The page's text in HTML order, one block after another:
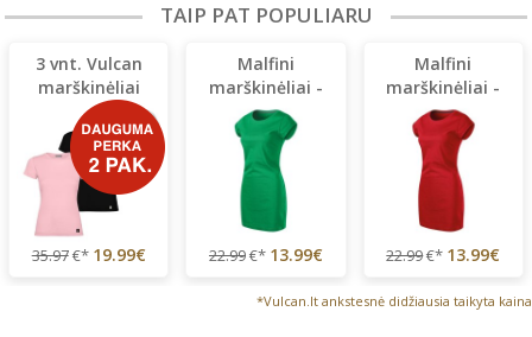
TAIP PAT POPULIARU
3 vnt. Vulcan
marškinėliai
35.97€* 19.99€
Malfini
marškinėliai -
suknelė
22.99€* 13.99€
Malfini
marškinėliai -
suknelė
22.99€* 13.99€
*Vulcan.lt ankstesnė didžiausia taikyta kaina